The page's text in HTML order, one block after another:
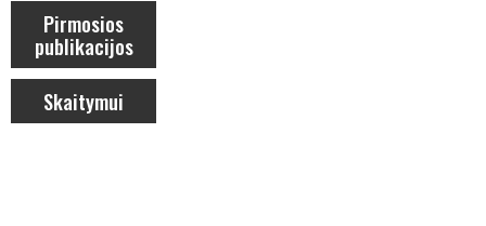
Pirmosios
publikacijos
Skaitymui